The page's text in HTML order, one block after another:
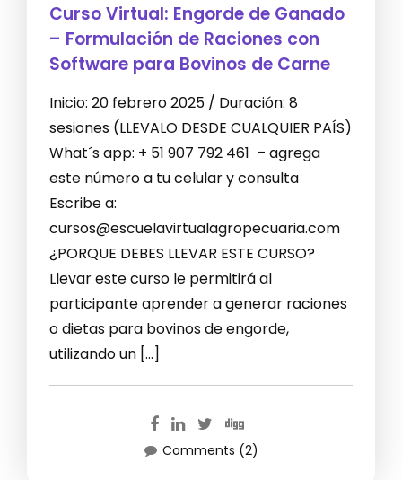
Curso Virtual: Engorde de Ganado
– Formulación de Raciones con
Software para Bovinos de Carne
Inicio: 20 febrero 2025 / Duración: 8
sesiones (LLEVALO DESDE CUALQUIER PAÍS)
What´s app: + 51 907 792 461 – agrega
este número a tu celular y consulta
Escribe a:
cursos@escuelavirtualagropecuaria.com
¿PORQUE DEBES LLEVAR ESTE CURSO?
Llevar este curso le permitirá al
participante aprender a generar raciones
o dietas para bovinos de engorde,
utilizando un […]
Comments (2)